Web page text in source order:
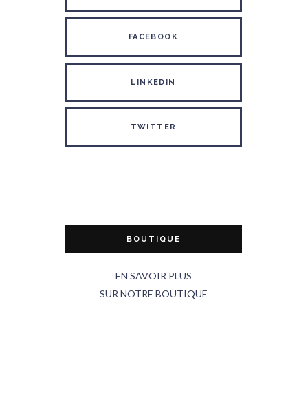
FACEBOOK
LINKEDIN
TWITTER
BOUTIQUE
EN SAVOIR PLUS
SUR NOTRE BOUTIQUE